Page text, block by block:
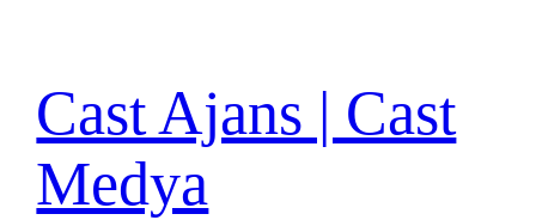
Cast Ajans | Cast
Medya